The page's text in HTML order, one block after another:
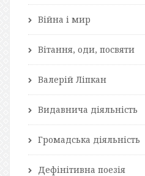
Війна і мир
Вітання, оди, посвяти
Валерій Ліпкан
Видавнича діяльність
Громадська діяльність
Дефінітивна поезія